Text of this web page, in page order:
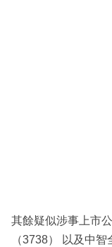
其餘疑似涉事上市
（3738） 以及中智